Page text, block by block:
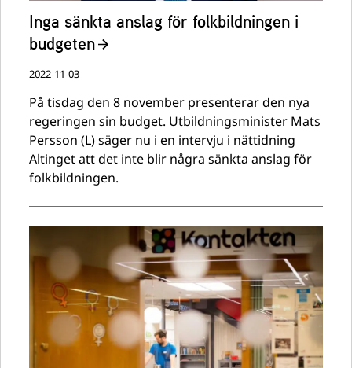
Inga sänkta anslag för folkbildningen i
budgeten
2022-11-03
På tisdag den 8 november presenterar den nya
regeringen sin budget. Utbildningsminister Mats
Persson (L) säger nu i en intervju i nättidning
Altinget att det inte blir några sänkta anslag för
folkbildningen.